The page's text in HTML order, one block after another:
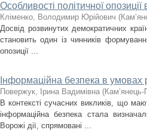
Особливості політичної опозиції
Кліменко, Володимир Юрійович (
Досвід розвинутих демократичних
становить один із чинників
опозиції ...
Інформаційна безпека в умовах
Повержук, Ірина Вадимівна (Кам’янець-
В контексті сучасних викликів, що
інформаційна безпека стала
Ворожі дії, спрямовані ...